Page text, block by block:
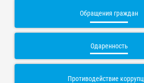
Обращения граждан
Одаренность
Противодействие